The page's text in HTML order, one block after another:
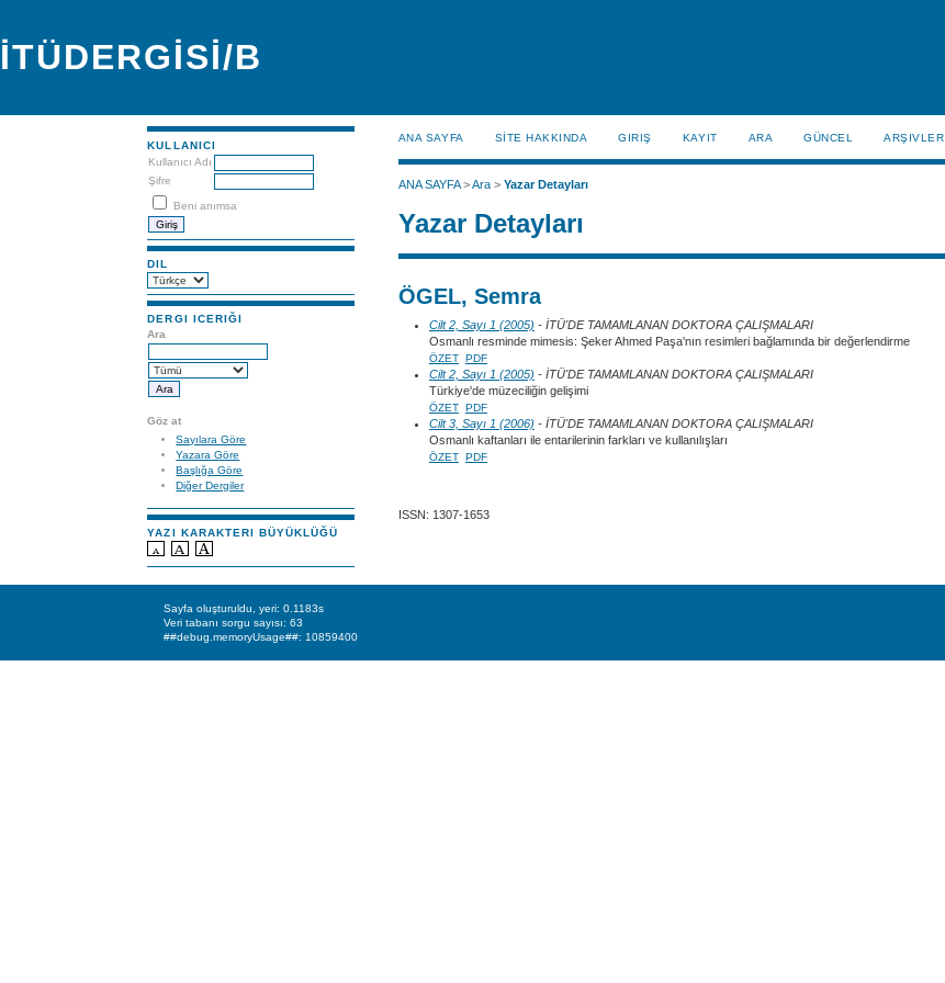
İTÜDERGİSİ/B
KULLANICI
Kullanıcı Adı
Şifre
Beni anımsa
DIL
DERGI ICERIĞI
Ara
Göz at
Sayılara Göre
Yazara Göre
Başlığa Göre
Diğer Dergiler
YAZI KARAKTERI BÜYÜKLÜĞÜ
ANA SAYFA SİTE HAKKINDA GIRIŞ KAYIT ARA GÜNCEL ARŞIVLER
ANA SAYFA>Ara> Yazar Detayları
Yazar Detayları
ÖGEL, Semra
Cilt 2, Sayı 1 (2005) - İTÜ'DE TAMAMLANAN DOKTORA ÇALIŞMALARI
Osmanlı resminde mimesis: Şeker Ahmed Paşa'nın resimleri bağlamında bir değerlendirme
ÖZET PDF
Cilt 2, Sayı 1 (2005) - İTÜ'DE TAMAMLANAN DOKTORA ÇALIŞMALARI
Türkiye'de müzeciliğin gelişimi
ÖZET PDF
Cilt 3, Sayı 1 (2006) - İTÜ'DE TAMAMLANAN DOKTORA ÇALIŞMALARI
Osmanlı kaftanları ile entarilerinin farkları ve kullanılışları
ÖZET PDF
ISSN: 1307-1653
Sayfa oluşturuldu, yeri: 0.1183s
Veri tabanı sorgu sayısı: 63
##debug.memoryUsage##: 10859400